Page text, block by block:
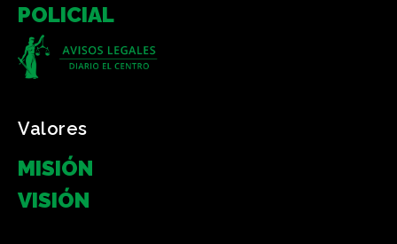
POLICIAL
Valores
MISIÓN
VISIÓN